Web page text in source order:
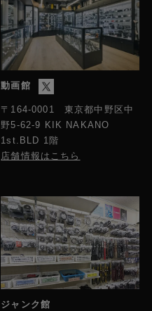
動画館
〒164-0001 東京都中野区中
野5-62-9 KIK NAKANO
1st.BLD 1階
店舗情報はこちら
ジャンク館